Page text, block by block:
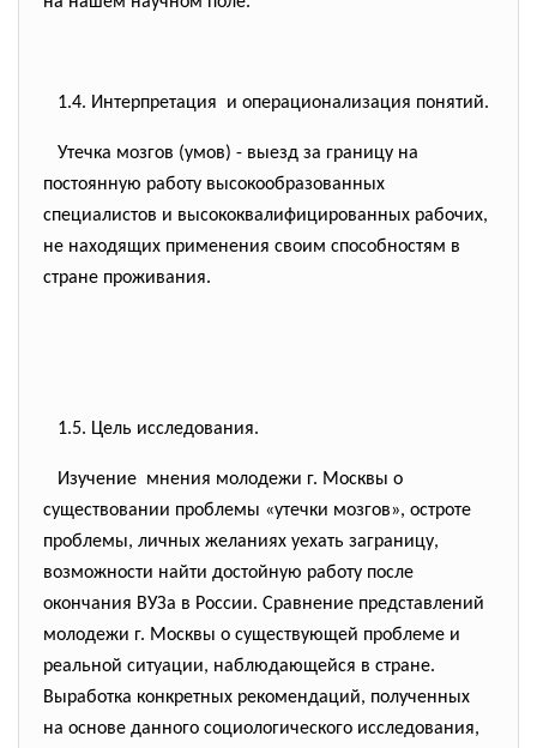
1.4. Интерпретация и операционализация понятий.
Утечка мозгов (умов) - выезд за границу на
постоянную работу высокообразованных
специалистов и высококвалифицированных рабочих,
не находящих применения своим способностям в
стране проживания.
1.5. Цель исследования.
Изучение мнения молодежи г. Москвы о
существовании проблемы «утечки мозгов», остроте
проблемы, личных желаниях уехать заграницу,
возможности найти достойную работу после
окончания ВУЗа в России. Сравнение представлений
молодежи г. Москвы о существующей проблеме и
реальной ситуации, наблюдающейся в стране.
Выработка конкретных рекомендаций, полученных
на основе данного социологического исследования,